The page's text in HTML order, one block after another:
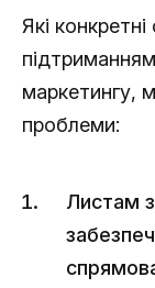
Які конкретні
маркетингу,
проблеми:
Листам з